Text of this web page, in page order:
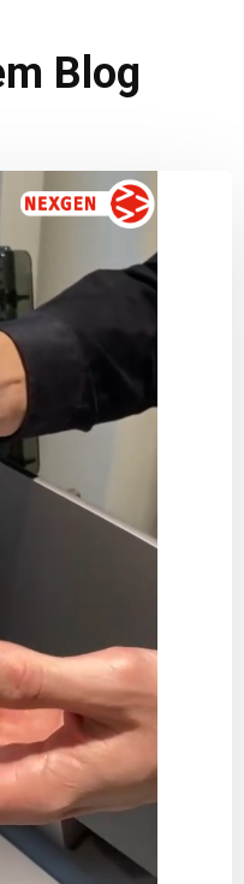
Blog